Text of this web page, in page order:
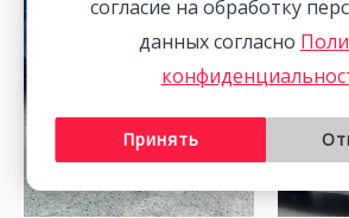
согласие на обработку
данных согласно
Принять